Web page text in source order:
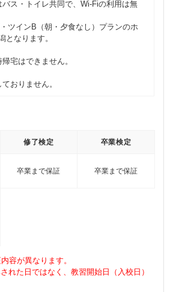
ス・トイレ共同で、Wi-Fiの利用は無
ツインB（朝・夕食なし）プランのホ
となります。
宅はできません。
おりません。
修了検定
卒業まで保証
卒業検定
卒業まで保証
容が異なります。
れた日ではなく、教習開始日（入校日）